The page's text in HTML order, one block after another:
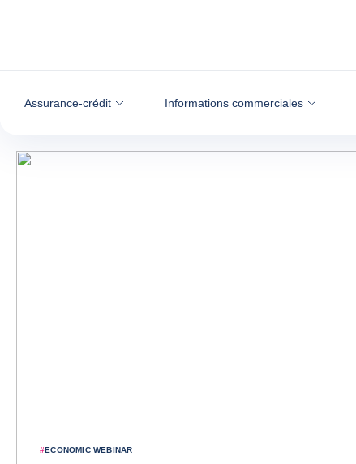
Assurance-crédit Informations commerciales
#ECONOMIC WEBINAR